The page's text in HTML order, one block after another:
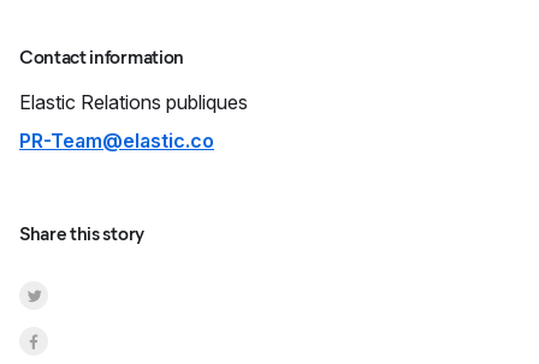
Contact information
Elastic Relations publiques
PR-Team@elastic.co
Share this story
Share on Twitter
Share on Facebook